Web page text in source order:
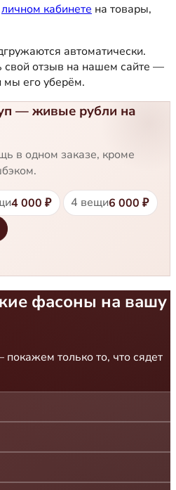
личном кабинете на товары,
автоматически.
свой отзыв на нашем сайте —
мы его уберём.
— живые рубли на
в одном заказе, кроме
4 000 ₽ 4 вещи6 000 ₽
фасоны на вашу
только то, что сядет